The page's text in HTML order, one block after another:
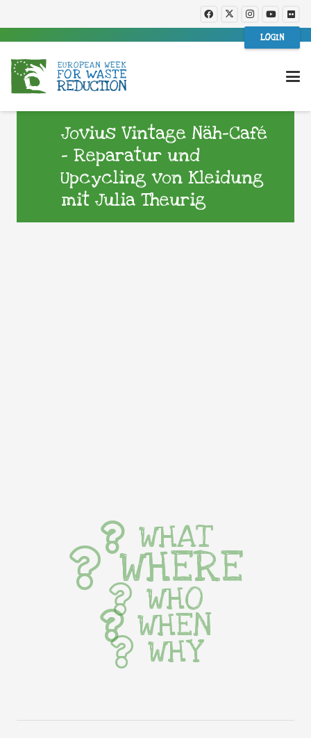
LOGIN
Jovius Vintage Näh-Café
– Reparatur und
Upcycling von Kleidung
mit Julia Theurig
WHAT
WHERE
WHO
WHEN
WHY